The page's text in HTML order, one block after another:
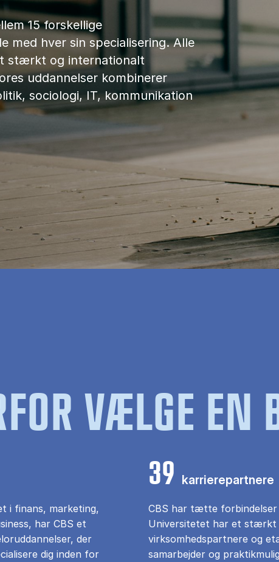
15 forskellige
med hver sin specialisering. Alle
stærkt og internationalt
uddannelser kombinerer
sociologi, IT, kommunikation
VÆLGE EN
i finans, marketing,
har CBS et
der
dig inden for
39 karrierepartnere
CBS har tætte
Universitetet har et
virksomhedspartnere og
samarbejder og